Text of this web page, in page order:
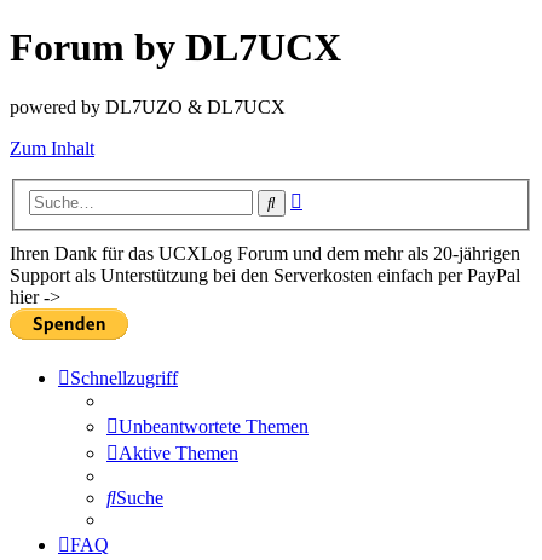
Forum by DL7UCX
powered by DL7UZO & DL7UCX
Zum Inhalt
Suche
Ihren Dank für das UCXLog Forum und dem mehr als 20-jährigen
Support als Unterstützung bei den Serverkosten einfach per PayPal
hier ->
Schnellzugriff
Unbeantwortete Themen
Aktive Themen
Suche
FAQ